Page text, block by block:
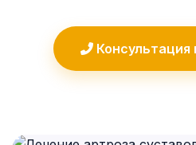
Консультация